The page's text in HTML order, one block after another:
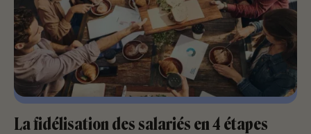
La fidélisation des salariés en 4 étapes